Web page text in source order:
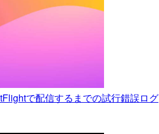
で配信するまでの試行錯誤ログ